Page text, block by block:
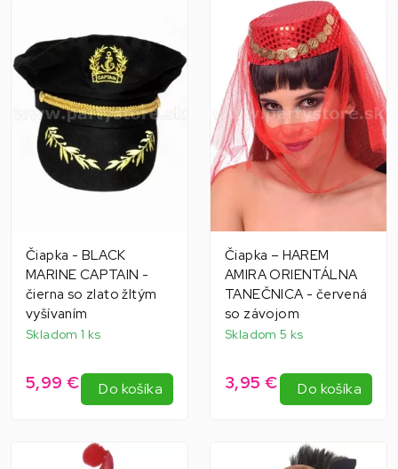
Čiapka - BLACK
MARINE CAPTAIN -
čierna so zlato žltým
vyšívaním
Skladom 1 ks
5,99 € Do košíka
Čiapka – HAREM
AMIRA ORIENTÁLNA
TANEČNICA - červená
so závojom
Skladom 5 ks
3,95 € Do košíka